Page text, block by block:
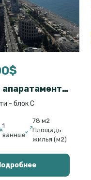
Готовые апаратаменты формата 2+1 на первой линии с прямым видом на море
- блок С
1
ванные
78 м2
Площадь
жилья (м2)